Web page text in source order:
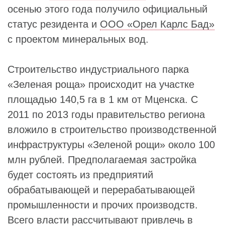
осенью этого года получило официальный
статус резидента и ООО «Орел Карлс Бад»
с проектом минеральных вод.
Строительство индустриального парка
«Зеленая роща» происходит на участке
площадью 140,5 га в 1 км от Мценска. С
2011 по 2013 годы правительство региона
вложило в строительство производственной
инфраструктуры «Зеленой рощи» около 100
млн рублей. Предполагаемая застройка
будет состоять из предприятий
обрабатывающей и перерабатывающей
промышленности и прочих производств.
Всего власти рассчитывают привлечь в